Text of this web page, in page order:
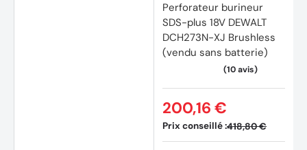
Perforateur burineur
SDS-plus 18V DEWALT
DCH273N-XJ Brushless
(vendu sans batterie)
Prix conseillé :418,80 €
200,16 €